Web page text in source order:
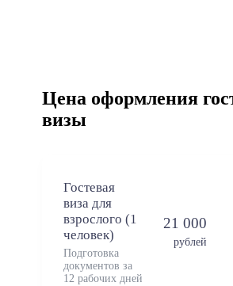
Цена оформления
визы
Гостевая
виза для
взрослого (1
человек)
Подготовка
документов за
12 рабочих дней
21 000
рублей